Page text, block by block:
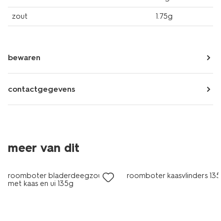
zout 1.75g
bewaren
contactgegevens
meer van dit
2 voor 4.99
met je HEMA pas
roomboter bladerdeegzoutjes
met kaas en ui 135g
roomboter kaasvlinders